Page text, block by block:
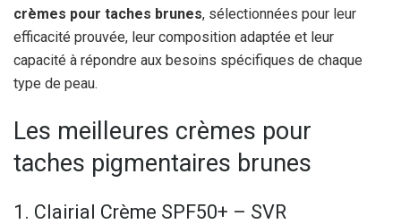
crèmes pour taches brunes, sélectionnées pour leur
efficacité prouvée, leur composition adaptée et leur
capacité à répondre aux besoins spécifiques de chaque
type de peau.
Les meilleures crèmes pour
taches pigmentaires brunes
1. Clairial Crème SPF50+ – SVR